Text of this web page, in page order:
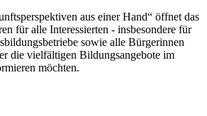
aus einer Hand“ öffnet das
für alle Interessierten - insbesondere für
sowie alle Bürgerinnen
die vielfältigen Bildungsangebote im
möchten.